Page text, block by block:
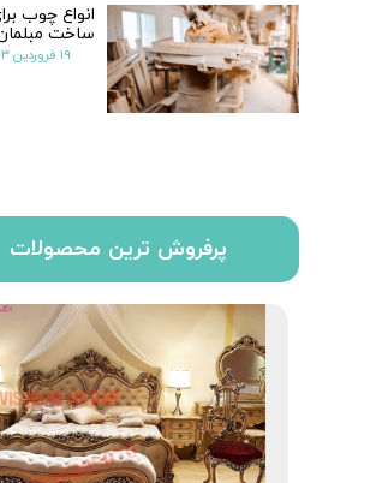
پرفروش ترین محصولات
انواع چوب
ساخت
۱۹ فروردین ۰۳